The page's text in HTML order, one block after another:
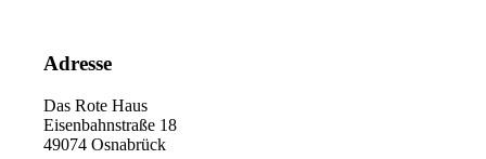
Adresse
Das Rote Haus
Eisenbahnstraße 18
49074 Osnabrück